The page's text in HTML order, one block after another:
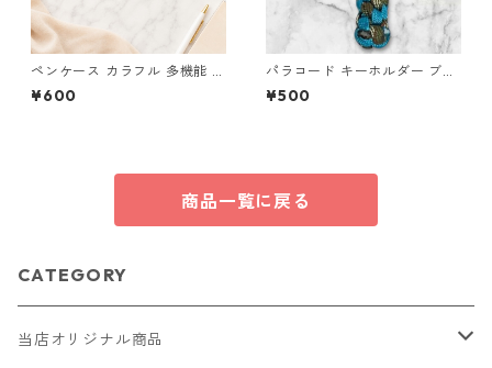
ペンケース カラフル 多機能 筆
箱 ファスナー6本 s9
¥600
パラコード キーホルダー ブル
ー ブラック 編み込み s16
¥500
商品一覧に戻る
CATEGORY
当店オリジナル商品